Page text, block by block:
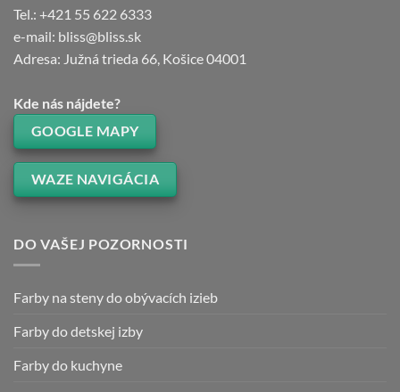
Tel.: +421 55 622 6333
e-mail: bliss@bliss.sk
Adresa: Južná trieda 66, Košice 04001
Kde nás nájdete?
GOOGLE MAPY
WAZE NAVIGÁCIA
DO VAŠEJ POZORNOSTI
Farby na steny do obývacích izieb
Farby do detskej izby
Farby do kuchyne